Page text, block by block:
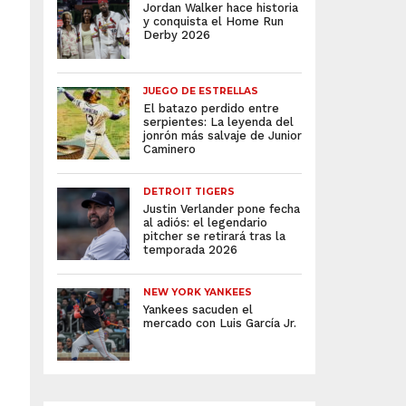
Jordan Walker hace historia
y conquista el Home Run
Derby 2026
JUEGO DE ESTRELLAS
El batazo perdido entre
serpientes: La leyenda del
jonrón más salvaje de Junior
Caminero
DETROIT TIGERS
Justin Verlander pone fecha
al adiós: el legendario
pitcher se retirará tras la
temporada 2026
NEW YORK YANKEES
Yankees sacuden el
mercado con Luis García Jr.